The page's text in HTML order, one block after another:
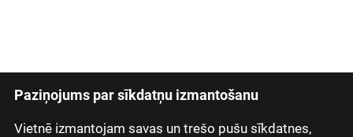
Paziņojums par sīkdatņu izmantošanu
Vietnē izmantojam savas un trešo pušu sīkdatnes,
Latviski
Русский